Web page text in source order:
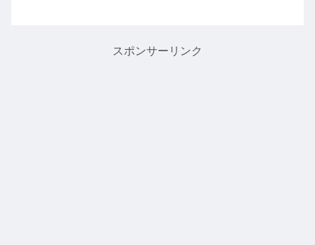
スポンサーリンク